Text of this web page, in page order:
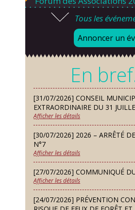
Lundi 07 Sep
Danses solo et en couple
d’essai gratuit
Mardi 08 Sep
Chorale À travers chants
Samedi 12 Sep
Défi de pêche aux leurres
lure house)
Dimanche 13 Sep
Repas de fouées
Lundi 14 Sep
Conseil municipal du 14
2026
Jeudi 24 Sep
Permanence des
Tous les
Annoncer un
En
[31/07/2026] CONSEIL
EXTRAORDINAIRE DU 31
Afficher les détails
[30/07/2026] 2026 – ARRÊTÉ DE
N°7
Afficher les détails
[27/07/2026] COMMUNIQUÉ
Afficher les détails
[24/07/2026] PRÉVENTION